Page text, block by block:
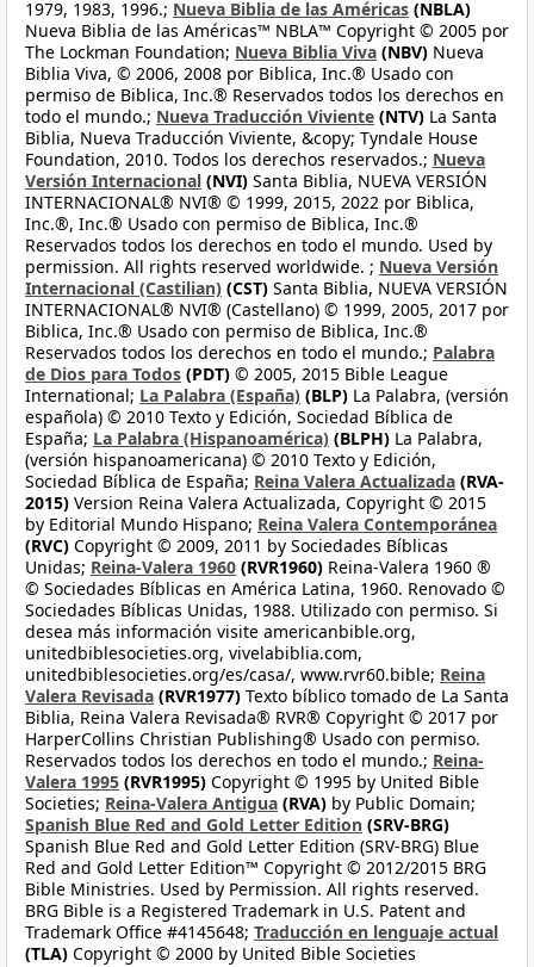
1979, 1983, 1996.; Nueva Biblia de las Américas (NBLA)
Nueva Biblia de las Américas™ NBLA™ Copyright © 2005 por
The Lockman Foundation; Nueva Biblia Viva (NBV) Nueva
Biblia Viva, © 2006, 2008 por Biblica, Inc.® Usado con
permiso de Biblica, Inc.® Reservados todos los derechos en
todo el mundo.; Nueva Traducción Viviente (NTV) La Santa
Biblia, Nueva Traducción Viviente, &copy; Tyndale House
Foundation, 2010. Todos los derechos reservados.; Nueva
Versión Internacional (NVI) Santa Biblia, NUEVA VERSIÓN
INTERNACIONAL® NVI® © 1999, 2015, 2022 por Biblica,
Inc.®, Inc.® Usado con permiso de Biblica, Inc.®
Reservados todos los derechos en todo el mundo. Used by
permission. All rights reserved worldwide. ; Nueva Versión
Internacional (Castilian) (CST) Santa Biblia, NUEVA VERSIÓN
INTERNACIONAL® NVI® (Castellano) © 1999, 2005, 2017 por
Biblica, Inc.® Usado con permiso de Biblica, Inc.®
Reservados todos los derechos en todo el mundo.; Palabra
de Dios para Todos (PDT) © 2005, 2015 Bible League
International; La Palabra (España) (BLP) La Palabra, (versión
española) © 2010 Texto y Edición, Sociedad Bíblica de
España; La Palabra (Hispanoamérica) (BLPH) La Palabra,
(versión hispanoamericana) © 2010 Texto y Edición,
Sociedad Bíblica de España; Reina Valera Actualizada (RVA-
2015) Version Reina Valera Actualizada, Copyright © 2015
by Editorial Mundo Hispano; Reina Valera Contemporánea
(RVC) Copyright © 2009, 2011 by Sociedades Bíblicas
Unidas; Reina-Valera 1960 (RVR1960) Reina-Valera 1960 ®
© Sociedades Bíblicas en América Latina, 1960. Renovado ©
Sociedades Bíblicas Unidas, 1988. Utilizado con permiso. Si
desea más información visite americanbible.org,
unitedbiblesocieties.org, vivelabiblia.com,
unitedbiblesocieties.org/es/casa/, www.rvr60.bible; Reina
Valera Revisada (RVR1977) Texto bíblico tomado de La Santa
Biblia, Reina Valera Revisada® RVR® Copyright © 2017 por
HarperCollins Christian Publishing® Usado con permiso.
Reservados todos los derechos en todo el mundo.; Reina-
Valera 1995 (RVR1995) Copyright © 1995 by United Bible
Societies; Reina-Valera Antigua (RVA) by Public Domain;
Spanish Blue Red and Gold Letter Edition (SRV-BRG)
Spanish Blue Red and Gold Letter Edition (SRV-BRG) Blue
Red and Gold Letter Edition™ Copyright © 2012/2015 BRG
Bible Ministries. Used by Permission. All rights reserved.
BRG Bible is a Registered Trademark in U.S. Patent and
Trademark Office #4145648; Traducción en lenguaje actual
(TLA) Copyright © 2000 by United Bible Societies